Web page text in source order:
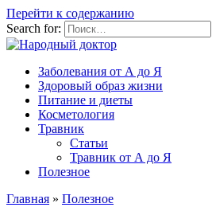
Перейти к содержанию
Search for:
Заболевания от А до Я
Здоровый образ жизни
Питание и диеты
Косметология
Травник
Статьи
Травник от А до Я
Полезное
Главная » Полезное